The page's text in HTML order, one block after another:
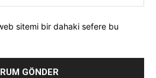
sitemi bir dahaki sefere bu